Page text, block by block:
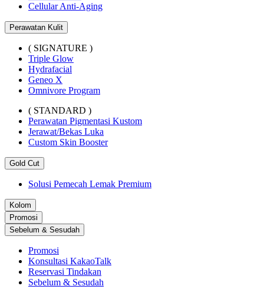
Cellular Anti-Aging
Perawatan Kulit
( SIGNATURE )
Triple Glow
Hydrafacial
Geneo X
Omnivore Program
( STANDARD )
Perawatan Pigmentasi Kustom
Jerawat/Bekas Luka
Custom Skin Booster
Gold Cut
Solusi Pemecah Lemak Premium
Kolom
Promosi
Sebelum & Sesudah
Promosi
Konsultasi KakaoTalk
Reservasi Tindakan
Sebelum & Sesudah